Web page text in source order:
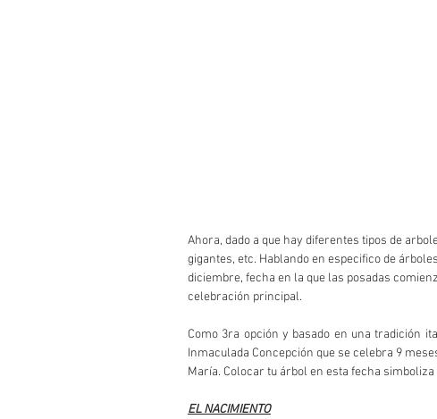
Ahora, dado a que hay diferentes tipos de
gigantes, etc. Hablando en especifico de
diciembre, fecha en la que las posadas
celebración principal.
Como 3ra opción y basado en una tradición
Inmaculada Concepción que se celebra 9
María. Colocar tu árbol en esta fecha
EL NACIMIENTO